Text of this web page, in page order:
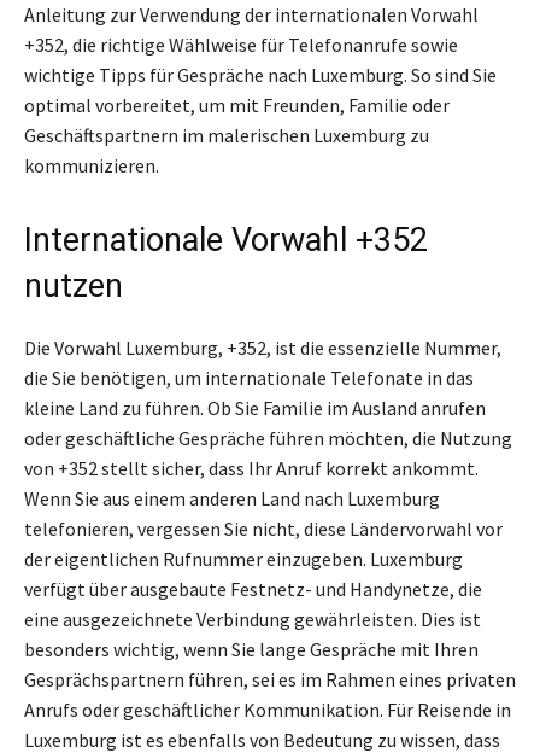
Anleitung zur Verwendung der internationalen Vorwahl
+352, die richtige Wählweise für Telefonanrufe sowie
wichtige Tipps für Gespräche nach Luxemburg. So sind Sie
optimal vorbereitet, um mit Freunden, Familie oder
Geschäftspartnern im malerischen Luxemburg zu
kommunizieren.
Internationale Vorwahl +352
nutzen
Die Vorwahl Luxemburg, +352, ist die essenzielle Nummer,
die Sie benötigen, um internationale Telefonate in das
kleine Land zu führen. Ob Sie Familie im Ausland anrufen
oder geschäftliche Gespräche führen möchten, die Nutzung
von +352 stellt sicher, dass Ihr Anruf korrekt ankommt.
Wenn Sie aus einem anderen Land nach Luxemburg
telefonieren, vergessen Sie nicht, diese Ländervorwahl vor
der eigentlichen Rufnummer einzugeben. Luxemburg
verfügt über ausgebaute Festnetz- und Handynetze, die
eine ausgezeichnete Verbindung gewährleisten. Dies ist
besonders wichtig, wenn Sie lange Gespräche mit Ihren
Gesprächspartnern führen, sei es im Rahmen eines privaten
Anrufs oder geschäftlicher Kommunikation. Für Reisende in
Luxemburg ist es ebenfalls von Bedeutung zu wissen, dass